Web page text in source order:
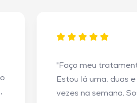
"Faço meu
Estou lá uma, duas
vezes na semana.